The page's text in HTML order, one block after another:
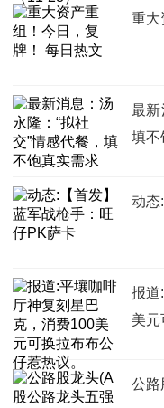
重大
最新
填不
动态
报道
美元
公路